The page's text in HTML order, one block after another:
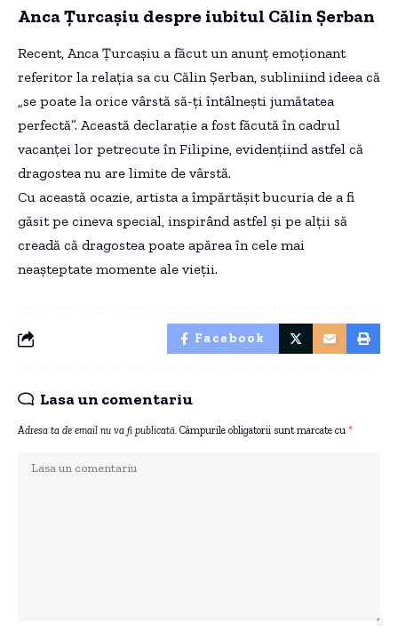
Anca Țurcașiu despre iubitul Călin Șerban
Recent, Anca Țurcașiu a făcut un anunț emoționant
referitor la relația sa cu Călin Șerban, subliniind ideea că
„se poate la orice vârstă să-ți întâlnești jumătatea
perfectă”. Această declarație a fost făcută în cadrul
vacanței lor petrecute în Filipine, evidențiind astfel că
dragostea nu are limite de vârstă.
Cu această ocazie, artista a împărtășit bucuria de a fi
găsit pe cineva special, inspirând astfel și pe alții să
creadă că dragostea poate apărea în cele mai
neașteptate momente ale vieții.
Facebook
Lasa un comentariu
Adresa ta de email nu va fi publicată. Câmpurile obligatorii sunt marcate cu *